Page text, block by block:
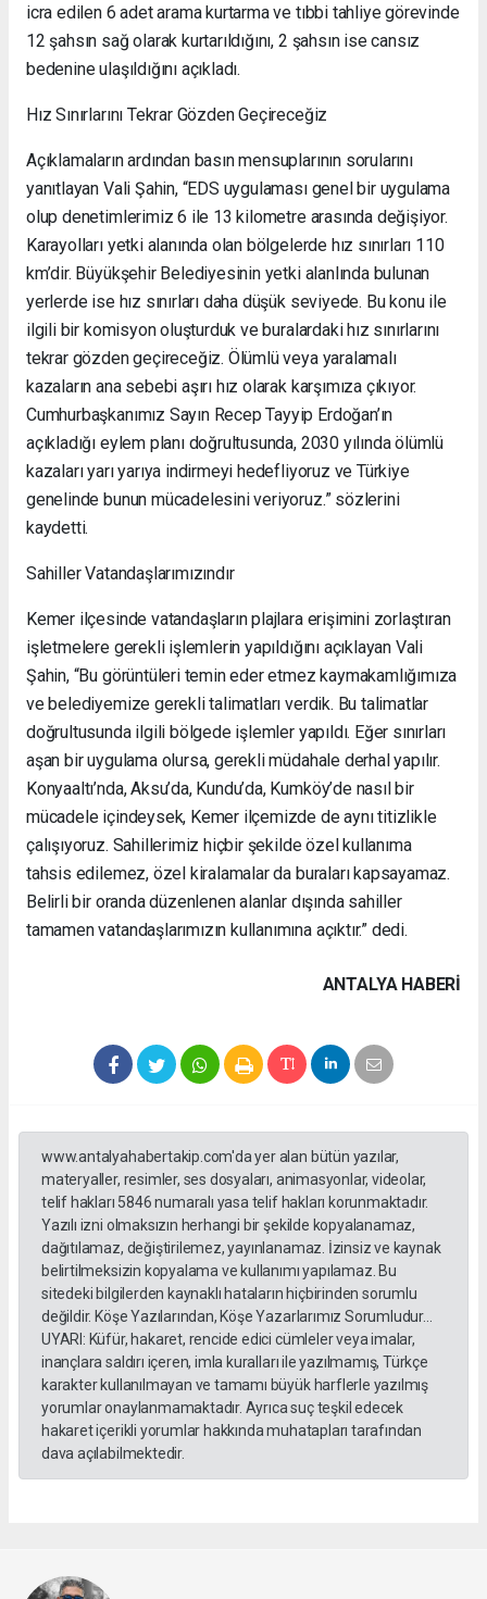
icra edilen 6 adet arama kurtarma ve tıbbi tahliye görevinde
12 şahsın sağ olarak kurtarıldığını, 2 şahsın ise cansız
bedenine ulaşıldığını açıkladı.
Hız Sınırlarını Tekrar Gözden Geçireceğiz
Açıklamaların ardından basın mensuplarının sorularını
yanıtlayan Vali Şahin, “EDS uygulaması genel bir uygulama
olup denetimlerimiz 6 ile 13 kilometre arasında değişiyor.
Karayolları yetki alanında olan bölgelerde hız sınırları 110
km’dir. Büyükşehir Belediyesinin yetki alanlında bulunan
yerlerde ise hız sınırları daha düşük seviyede. Bu konu ile
ilgili bir komisyon oluşturduk ve buralardaki hız sınırlarını
tekrar gözden geçireceğiz. Ölümlü veya yaralamalı
kazaların ana sebebi aşırı hız olarak karşımıza çıkıyor.
Cumhurbaşkanımız Sayın Recep Tayyip Erdoğan’ın
açıkladığı eylem planı doğrultusunda, 2030 yılında ölümlü
kazaları yarı yarıya indirmeyi hedefliyoruz ve Türkiye
genelinde bunun mücadelesini veriyoruz.” sözlerini
kaydetti.
Sahiller Vatandaşlarımızındır
Kemer ilçesinde vatandaşların plajlara erişimini zorlaştıran
işletmelere gerekli işlemlerin yapıldığını açıklayan Vali
Şahin, “Bu görüntüleri temin eder etmez kaymakamlığımıza
ve belediyemize gerekli talimatları verdik. Bu talimatlar
doğrultusunda ilgili bölgede işlemler yapıldı. Eğer sınırları
aşan bir uygulama olursa, gerekli müdahale derhal yapılır.
Konyaaltı’nda, Aksu’da, Kundu’da, Kumköy’de nasıl bir
mücadele içindeysek, Kemer ilçemizde de aynı titizlikle
çalışıyoruz. Sahillerimiz hiçbir şekilde özel kullanıma
tahsis edilemez, özel kiralamalar da buraları kapsayamaz.
Belirli bir oranda düzenlenen alanlar dışında sahiller
tamamen vatandaşlarımızın kullanımına açıktır.” dedi.
ANTALYA HABERİ
www.antalyahabertakip.com'da yer alan bütün yazılar,
materyaller, resimler, ses dosyaları, animasyonlar, videolar,
telif hakları 5846 numaralı yasa telif hakları korunmaktadır.
Yazılı izni olmaksızın herhangi bir şekilde kopyalanamaz,
dağıtılamaz, değiştirilemez, yayınlanamaz. İzinsiz ve kaynak
belirtilmeksizin kopyalama ve kullanımı yapılamaz. Bu
sitedeki bilgilerden kaynaklı hataların hiçbirinden sorumlu
değildir. Köşe Yazılarından, Köşe Yazarlarımız Sorumludur...
UYARI: Küfür, hakaret, rencide edici cümleler veya imalar,
inançlara saldırı içeren, imla kuralları ile yazılmamış, Türkçe
karakter kullanılmayan ve tamamı büyük harflerle yazılmış
yorumlar onaylanmamaktadır. Ayrıca suç teşkil edecek
hakaret içerikli yorumlar hakkında muhatapları tarafından
dava açılabilmektedir.